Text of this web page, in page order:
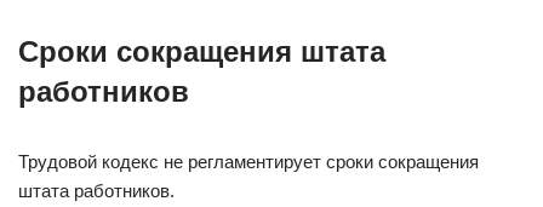
Сроки сокращения штата
работников
Трудовой кодекс не регламентирует сроки сокращения
штата работников.